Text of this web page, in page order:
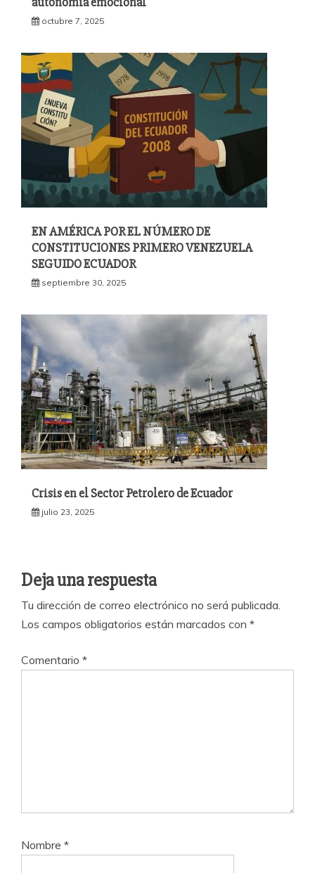
octubre 7, 2025
EN AMÉRICA POR EL NÚMERO DE
CONSTITUCIONES PRIMERO VENEZUELA
SEGUIDO ECUADOR
septiembre 30, 2025
Crisis en el Sector Petrolero de Ecuador
julio 23, 2025
Deja una respuesta
Tu dirección de correo electrónico no será publicada.
Los campos obligatorios están marcados con *
Comentario *
Nombre *